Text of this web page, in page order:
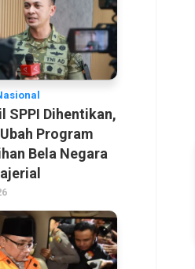
SPPI Dihentikan,
Program
Bela Negara